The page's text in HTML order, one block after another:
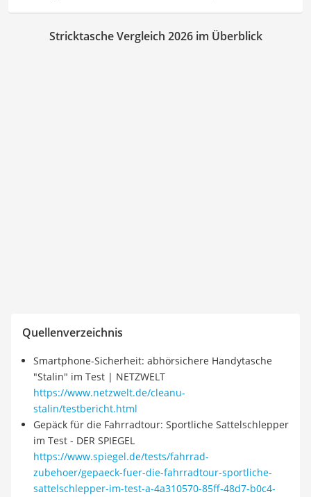
Stricktasche Vergleich 2026 im Überblick
Quellenverzeichnis
Smartphone-Sicherheit: abhörsichere Handytasche
"Stalin" im Test | NETZWELT
https://www.netzwelt.de/cleanu-
stalin/testbericht.html
Gepäck für die Fahrradtour: Sportliche Sattelschlepper
im Test - DER SPIEGEL
https://www.spiegel.de/tests/fahrrad-
zubehoer/gepaeck-fuer-die-fahrradtour-sportliche-
sattelschlepper-im-test-a-4a310570-85ff-48d7-b0c4-